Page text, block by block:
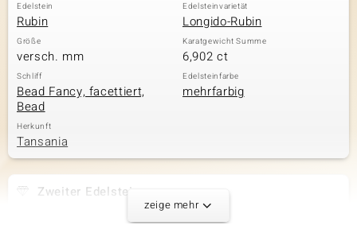
Edelstein
Rubin
Edelsteinvarietät
Longido-Rubin
Größe
versch. mm
Karatgewicht Summe
6,902 ct
Schliff
Bead Fancy, facettiert,
Bead
Edelsteinfarbe
mehrfarbig
Herkunft
Tansania
Zweiter Edelstein
Russischer Smaragd versch. mm
zeige mehr